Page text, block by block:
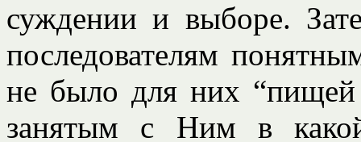
суждении и выборе.
последователям
не было для них “пищей
занятым с Ним в